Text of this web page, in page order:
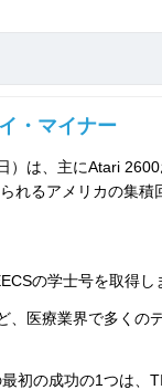
・マイナー
は、主にAtari
れるアメリカの集積
の学士号を取得し
医療業界で多くの
初の成功の1つは、